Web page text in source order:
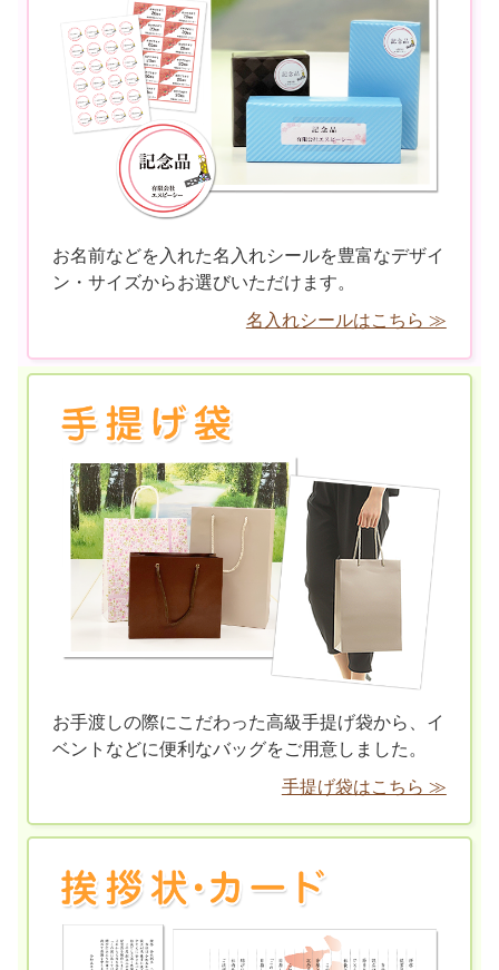
お名前などを入れた名入れシールを豊富なデザイ
ン・サイズからお選びいただけます。
名入れシールはこちら ≫
お手渡しの際にこだわった高級手提げ袋から、イ
ベントなどに便利なバッグをご用意しました。
手提げ袋はこちら ≫